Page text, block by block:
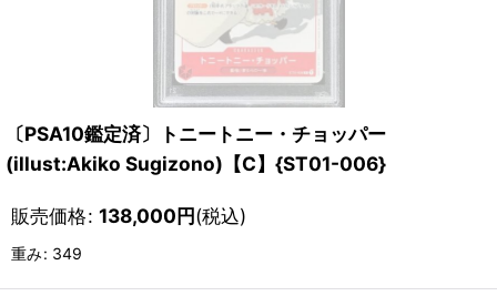
〔PSA10鑑定済〕トニートニー・チョッパー
(illust:Akiko Sugizono)【C】{ST01-006}
販売価格: 138,000円(税込)
重み: 349